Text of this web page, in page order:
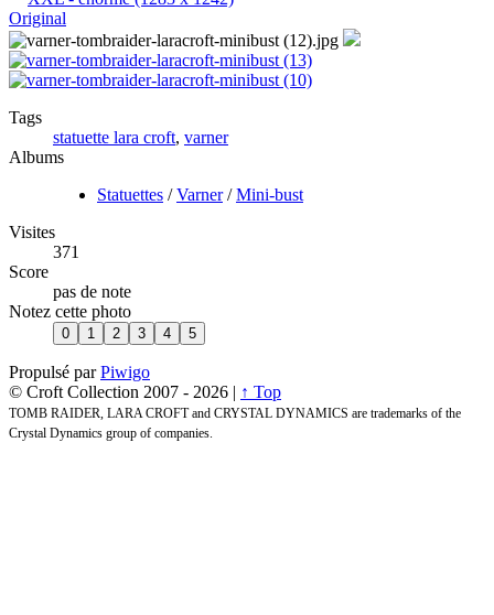
Original
Tags
statuette lara croft, varner
Albums
Statuettes /Varner/Mini-bust
Visites
371
Score
pas de note
Notez cette photo
Propulsé parPiwigo
© Croft Collection 2007 - 2026 | ↑ Top
TOMB RAIDER, LARA CROFT and CRYSTAL DYNAMICS are trademarks of the
Crystal Dynamics group of companies.